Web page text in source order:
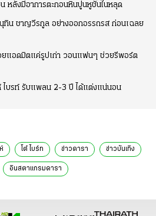
หลังมีอาการตะกอนหินปูนหูชั้นในหลุด
น ชาญวีรกูล อย่างออกอรรถรส ก่อนเฉลย
แอดมิตแค่รูปเก่า วอนแฟนๆ ช่วยรีพอร์ต
ไบรท์ รับแพลน 2-3 ปี ได้แต่งแน่นอน
โต๋ ไบร์ท ข่าวดารา ข่าวบันเทิง
อินสตาแกรมดารา